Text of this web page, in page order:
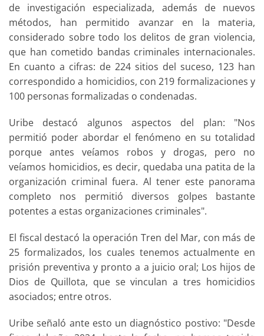
de investigación especializada, además de nuevos
métodos, han permitido avanzar en la materia,
considerado sobre todo los delitos de gran violencia,
que han cometido bandas criminales internacionales.
En cuanto a cifras: de 224 sitios del suceso, 123 han
correspondido a homicidios, con 219 formalizaciones y
100 personas formalizadas o condenadas.
Uribe destacó algunos aspectos del plan: "Nos
permitió poder abordar el fenómeno en su totalidad
porque antes veíamos robos y drogas, pero no
veíamos homicidios, es decir, quedaba una patita de la
organización criminal fuera. Al tener este panorama
completo nos permitió diversos golpes bastante
potentes a estas organizaciones criminales".
El fiscal destacó la operación Tren del Mar, con más de
25 formalizados, los cuales tenemos actualmente en
prisión preventiva y pronto a a juicio oral; Los hijos de
Dios de Quillota, que se vinculan a tres homicidios
asociados; entre otros.
Uribe señaló ante esto un diagnóstico postivo: "Desde